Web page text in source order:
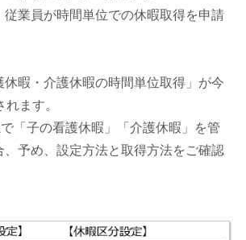
従業員が時間単位での休暇取得を申請
休暇・介護休暇の時間単位取得」が今
ます。
「子の看護休暇」「介護休暇」を管
、予め、設定方法と取得方法をご確認